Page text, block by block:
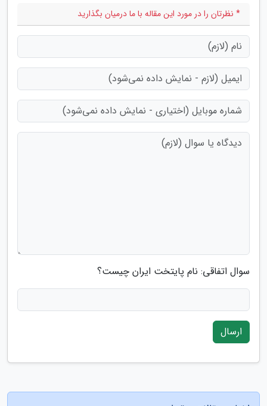
* نظرتان را در مورد این مقاله با ما درمیان بگذارید
سوال اتفاقی: نام پایتخت ایران چیست؟
ارسال